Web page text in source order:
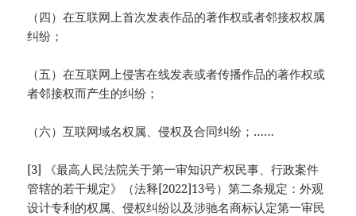
（四）在互联网上首次发表作品的著作权或者邻接权权属
纠纷；
（五）在互联网上侵害在线发表或者传播作品的著作权或
者邻接权而产生的纠纷；
（六）互联网域名权属、侵权及合同纠纷；……
[3] 《最高人民法院关于第一审知识产权民事、行政案件
管辖的若干规定》（法释[2022]13号）第二条规定：外观
设计专利的权属、侵权纠纷以及涉驰名商标认定第一审民